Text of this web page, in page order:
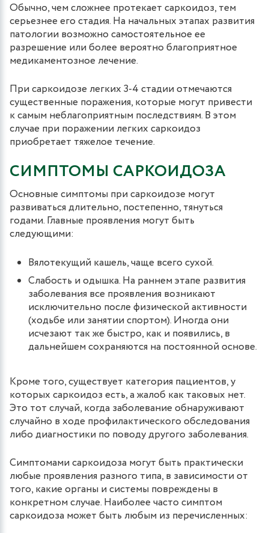
Обычно, чем сложнее протекает саркоидоз, тем
серьезнее его стадия. На начальных этапах развития
патологии возможно самостоятельное ее
разрешение или более вероятно благоприятное
медикаментозное лечение.
При саркоидозе легких 3-4 стадии отмечаются
существенные поражения, которые могут привести
к самым неблагоприятным последствиям. В этом
случае при поражении легких саркоидоз
приобретает тяжелое течение.
СИМПТОМЫ САРКОИДОЗА
Основные симптомы при саркоидозе могут
развиваться длительно, постепенно, тянуться
годами. Главные проявления могут быть
следующими:
Вялотекущий кашель, чаще всего сухой.
Слабость и одышка. На раннем этапе развития
заболевания все проявления возникают
исключительно после физической активности
(ходьбе или занятии спортом). Иногда они
исчезают так же быстро, как и появились, в
дальнейшем сохраняются на постоянной основе.
Кроме того, существует категория пациентов, у
которых саркоидоз есть, а жалоб как таковых нет.
Это тот случай, когда заболевание обнаруживают
случайно в ходе профилактического обследования
либо диагностики по поводу другого заболевания.
Симптомами саркоидоза могут быть практически
любые проявления разного типа, в зависимости от
того, какие органы и системы повреждены в
конкретном случае. Наиболее часто симптом
саркоидоза может быть любым из перечисленных: